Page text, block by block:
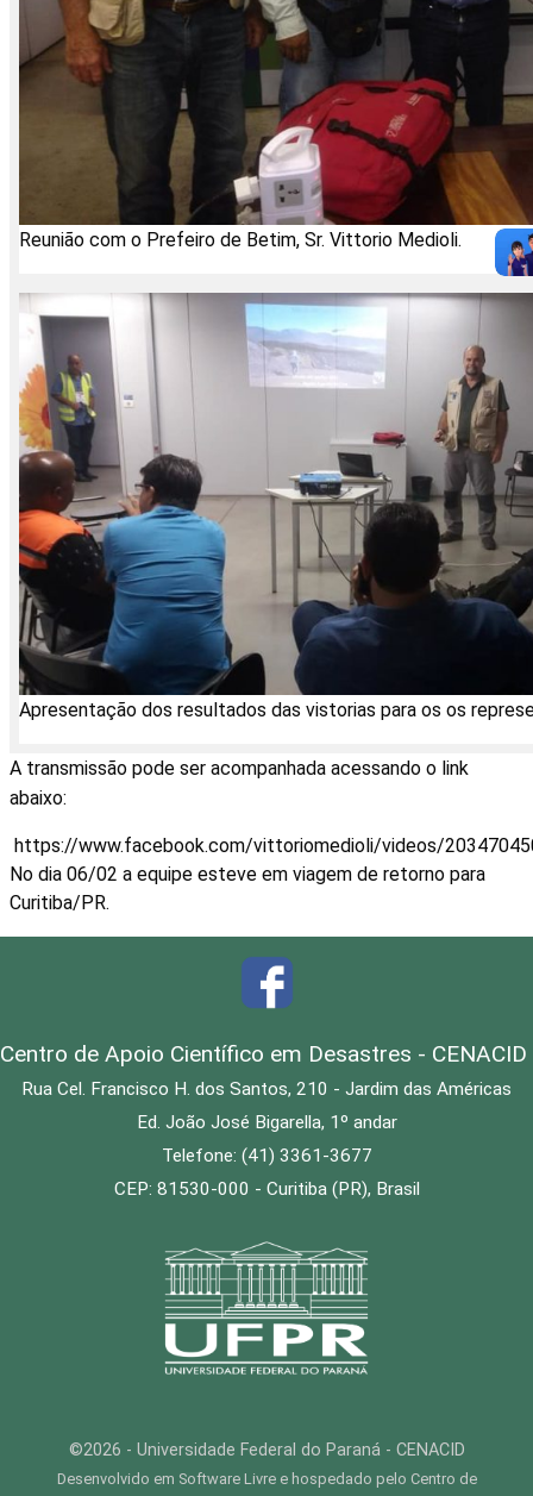
Reunião com o Prefeiro de Betim, Sr. Vittorio Medioli.
Apresentação dos resultados das vistorias para os os
A transmissão pode ser acompanhada acessando o link
abaixo:
https://www.facebook.com/vittoriomedioli/videos/
No dia 06/02 a equipe esteve em viagem de retorno para
Curitiba/PR.
Centro de Apoio Científico em Desastres - CENACID
Rua Cel. Francisco H. dos Santos, 210 - Jardim das Américas
Ed. João José Bigarella, 1º andar
Telefone: (41) 3361-3677
CEP: 81530-000 - Curitiba (PR), Brasil
©2026 - Universidade Federal do Paraná - CENACID
Desenvolvido em Software Livre e hospedado pelo Centro de